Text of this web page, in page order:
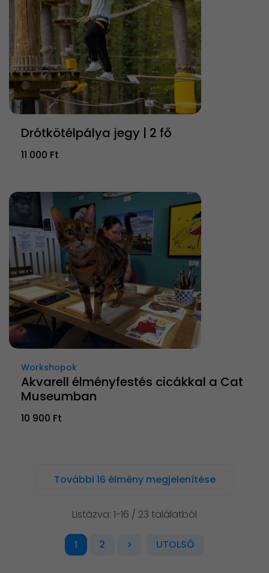
Drótkötélpálya jegy | 2 fő
11 000 Ft
Workshopok
Akvarell élményfestés cicákkal a Cat
Museumban
10 900 Ft
További 16 élmény megjelenítése
Listázva: 1-16 / 23 találatból
1 2 > UTOLSÓ